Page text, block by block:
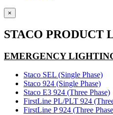
×
STACO PRODUCT
EMERGENCY
Staco SEL (Single Phase)
Staco 924 (Single Phase)
Staco E3 924 (Three Phase)
FirstLine PL/PLT 924
FirstLine P 924 (Three